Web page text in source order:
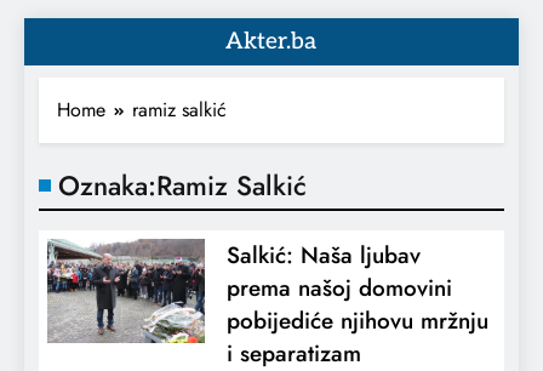
Akter.ba
Home ramiz salkić
Oznaka:Ramiz Salkić
Salkić: Naša ljubav
prema našoj domovini
pobijediće njihovu mržnju
i separatizam